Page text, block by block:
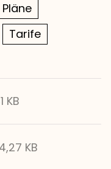
Pläne
Tarife
KB
KB